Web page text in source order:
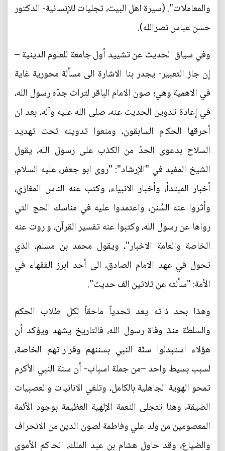
والمعاملات". (سيرة اهل البيت، تجليات للإنسانية- الدكتور
حسن عباس نصرالله).
وفي سياق الحديث عن تشييد أول جامعة للعلوم الدينية –
إن جاز التعبير- يجدر بنا الاشارة الى مسألة محورية غاية
في الاهمية وهي؛ صون الامام الباقر لتراث جدّه رسول الله،
في إعادة تدوين الحديث عنه، صلى الله عليه وآله، بعد ان
أحرقها الحكام السابقون، ومنعوا تدوينه تحت تهديد
السلاح بدعوى الحدّ من الكذب على رسول الله، يقول
الشيخ المفيد في "الإرشاد": "روى ابو جعفر، عليه السلام،
أخبار المبتدأ، وأخبار الانبياء، وكتب عنه الناس المغازي،
وأثروا عنه السُنن، واعتمدوا عليه في مناسك الحج التي
رواها عن رسول الله، وكتبوا عنه تفسير القرآن، و روت عنه
الخاصة والعامة الاخبار"، ويقول محمد بن مسلم، الذي
تحول في عهد الامام الصادق، الى أحد ابرز الفقهاء في
الأمة: "سألته عن ثلاثين الف حديث".
وهذا بحد ذاته يعد تحدياً ماحقاً لكل طلاب الحكم
والسلطة منذ وفاة رسول الله، فالتاريخ يشهد ويؤكد أن
هؤلاء استبدلوا سنّة النبي بسننهم وقراراتهم الخاصة،
لسبب بسيط واحد –من جملة اسباب- أن سنة النبي الأكرم
تمحو الهوية الجاهلية بالكامل، وتلغي الانانيات والعصبيات
الضيقة، وهنا تتجلى النعمة الإلهية العظيمة بوجود الأئمة
المعصومين من ولد علي وفاطمة لصون الدين من الانحراف
والضياع، وقد حاول هشام بن عبد الملك، الحاكم الأموي